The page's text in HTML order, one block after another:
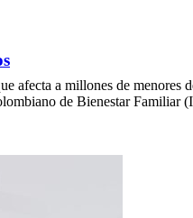
a millones de menores
de Bienestar